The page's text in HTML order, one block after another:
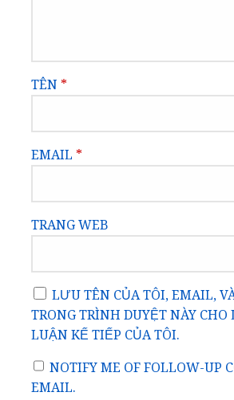
TÊN *
EMAIL *
TRANG WEB
LƯU TÊN CỦA TÔI, EMAIL,
TRONG TRÌNH DUYỆT NÀY
LUẬN KẾ TIẾP CỦA TÔI.
NOTIFY ME OF FOLLOW-UP
EMAIL.